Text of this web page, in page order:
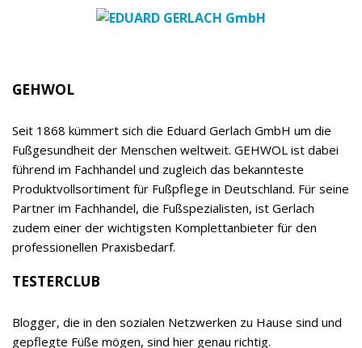
sowie in Apotheken, aber auch Instrumente,
von Fußpflege- und Podologie-Praxen sowie
der Spezialisierung auf den Fuß, der hohen, auf
eigener Forschung und Entwicklung basierenden
Qualität und dem klaren Vorrang der Wirksamkeit
vor allen anderen Produkteigenschaften ein
relevanter Begeisterungstreiber sowohl für
wird inzwischen bereits in 7. Generation von Timor
Gerlach-von Waldthausen geführt.
EDUARD GERLACH GmbH